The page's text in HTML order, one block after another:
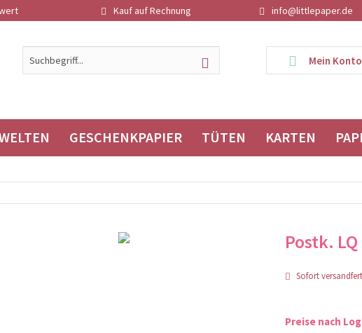
Kauf auf Rechnung info@littlepaper.de
Mein Konto
GESCHENKPAPIER TÜTEN KARTEN
Postk.
Sofort
Preise nach